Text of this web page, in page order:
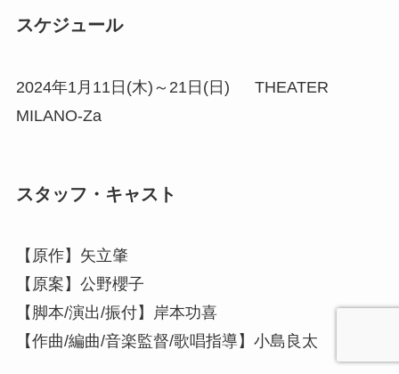
スケジュール
2024年1月11日(木)～21日(日) THEATER
MILANO-Za
スタッフ・キャスト
【原作】矢立肇
【原案】公野櫻子
【脚本/演出/振付】岸本功喜
【作曲/編曲/音楽監督/歌唱指導】小島良太